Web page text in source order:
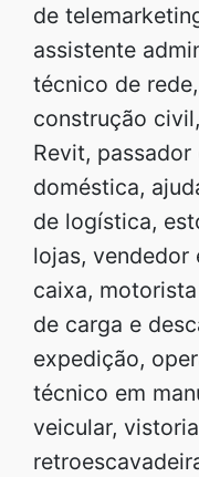
de
assistente
técnico de
construção
Revit,
doméstica,
de logística,
lojas, vendedor
caixa,
de carga e
expedição,
técnico em
veicular,